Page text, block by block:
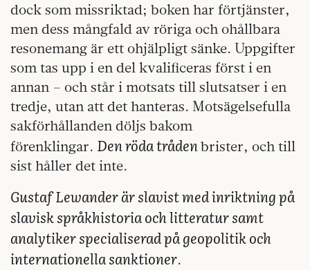
dock som missriktad; boken har förtjänster,
men dess mångfald av röriga och ohållbara
resonemang är ett ohjälpligt sänke. Uppgifter
som tas upp i en del kvalificeras först i en
annan – och står i motsats till slutsatser i en
tredje, utan att det hanteras. Motsägelsefulla
sakförhållanden döljs bakom
förenklingar. Den röda trådenbrister, och till
sist håller det inte.
Gustaf Lewander är slavist med inriktning på
slavisk språkhistoria och litteratur samt
analytiker specialiserad på geopolitik och
internationella sanktioner.